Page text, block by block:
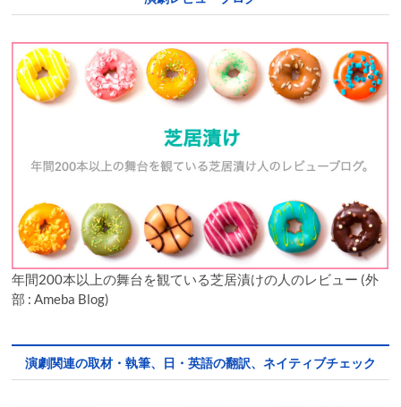
年間200本以上の舞台を観ている芝居漬けの人のレビュー (外
部 : Ameba Blog)
演劇関連の取材・執筆、日・英語の翻訳、ネイティブチェック